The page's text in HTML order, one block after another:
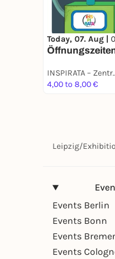
Today, 07. Aug |
INSPIRATA – Zentrum für
4,00 to 8,00 €
Leipzig/
Events Berlin
Events Bonn
Events
Events